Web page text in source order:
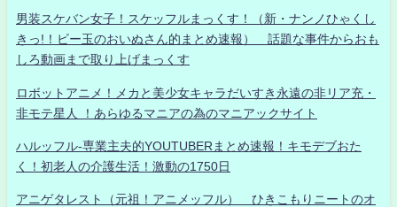
男装スケバン女子！スケッフルまっくす！（新・ナンノひゃくし
きっ!！ビー玉のおいぬさん的まとめ速報） 話題な事件からおも
しろ動画まで取り上げまっくす
ロボットアニメ！メカと美少女キャラだいすき永遠の非リア充・
非モテ星人 ！あらゆるマニアの為のマニアックサイト
ハルッフル-専業主夫的YOUTUBERまとめ速報！キモデブおた
く！初老人の介護生活！激動の1750日
アニゲタレスト（元祖！アニメッフル） ひきこもりニートのオ